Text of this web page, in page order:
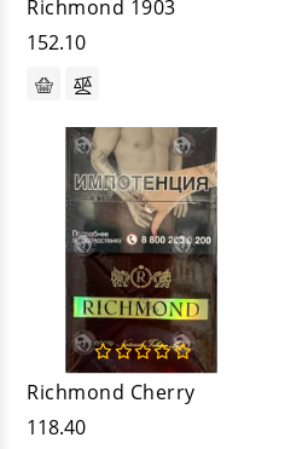
Richmond 1903
152.10
Richmond Cherry
118.40